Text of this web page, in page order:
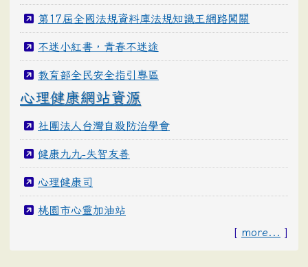
第17屆全國法規資料庫法規知識王網路闖關
不迷小紅書，青春不迷途
教育部全民安全指引專區
心理健康網站資源
社團法人台灣自殺防治學會
健康九九-失智友善
心理健康司
桃園市心靈加油站
[ more... ]